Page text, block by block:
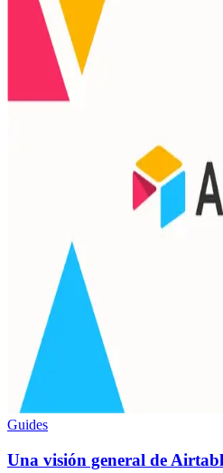
Guides
Una visión general de